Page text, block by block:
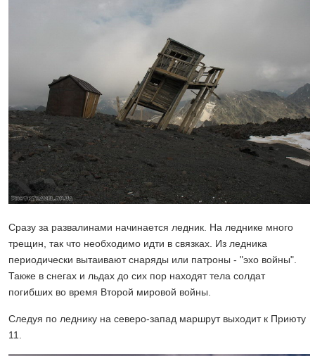
Сразу за развалинами начинается ледник. На леднике много
трещин, так что необходимо идти в связках. Из ледника
периодически вытаивают снаряды или патроны - "эхо войны".
Также в снегах и льдах до сих пор находят тела солдат
погибших во время Второй мировой войны.
Следуя по леднику на северо-запад маршрут выходит к Приюту
11.